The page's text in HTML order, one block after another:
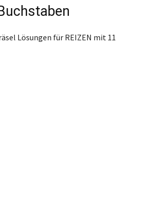
Lösungen für REIZEN mit 11